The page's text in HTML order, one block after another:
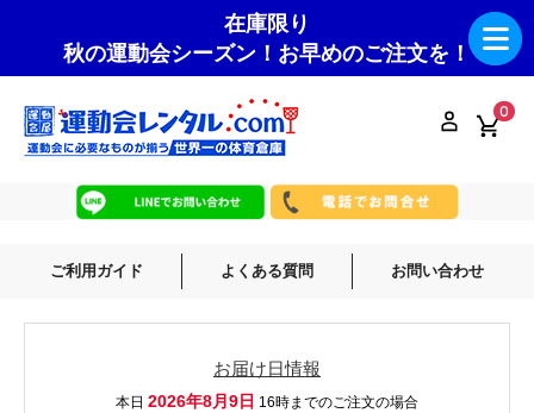
在庫限り
秋の運動会シーズン！お早めのご注文を！
0
ご利用ガイド よくある質問 お問い合わせ
お届け日情報
本日 2026年8月9日 16時までのご注文の場合